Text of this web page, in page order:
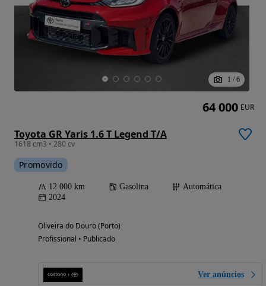
1 / 6
Toyota GR Yaris 1.6 T Legend T/A
1618 cm3 • 280 cv
Promovido
12 000 km Gasolina
Automática
2024
Oliveira do Douro (Porto)
Profissional • Publicado
Ver anúncios
64 000 EUR